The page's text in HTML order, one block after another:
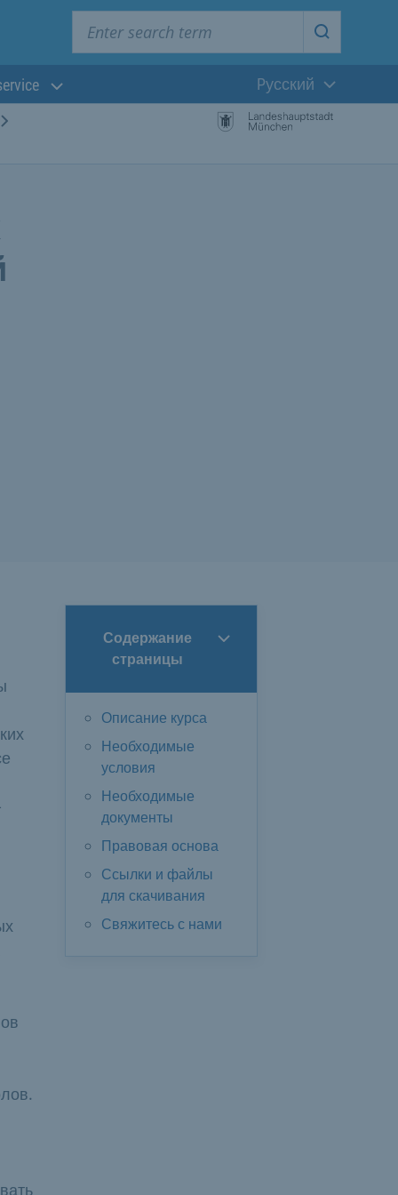
Start
Текущий
Pусский
Содержание
страницы
Описание курса
Необходимые
условия
Необходимые
документы
Правовая основа
Ссылки и файлы
для скачивания
Свяжитесь с нами